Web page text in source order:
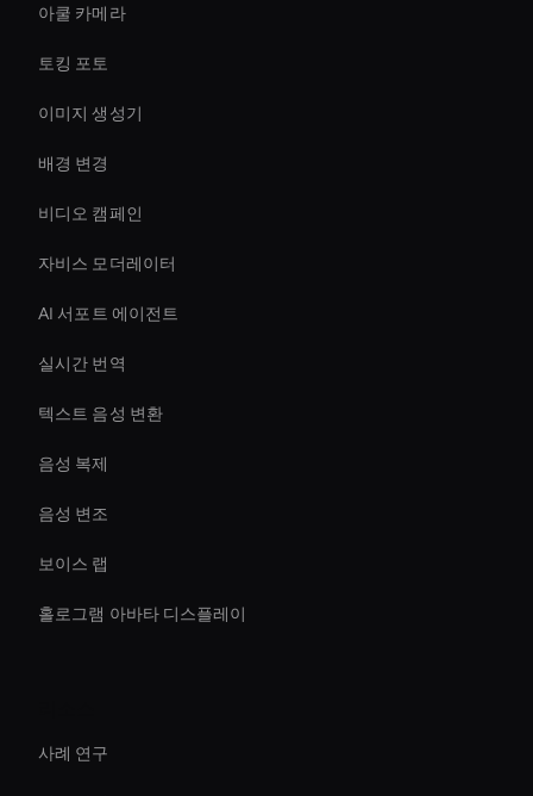
아쿨 카메라
토킹 포토
이미지 생성기
배경 변경
비디오 캠페인
자비스 모더레이터
AI 서포트 에이전트
실시간 번역
텍스트 음성 변환
음성 복제
음성 변조
보이스 랩
홀로그램 아바타 디스플레이
사례 연구